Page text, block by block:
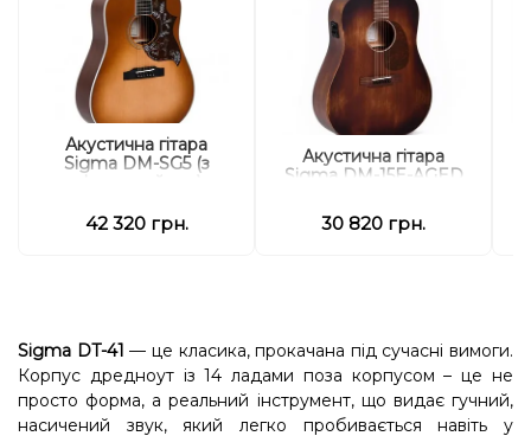
Акустична гітара
Sigma DM-SG5 (з
42 320 грн.
Акустична гітара
Sigma DM-15E-AGED
30 820 грн.
Sigma DT-41 — це класика, прокачана під сучасні вимоги.
Корпус дредноут із 14 ладами поза корпусом – це не
просто форма, а реальний інструмент, що видає гучний,
насичений звук, який легко пробивається навіть у